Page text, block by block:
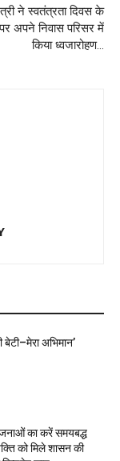
ने स्वतंत्रता दिवस के
अपने निवास परिसर में
किया ध्वजारोहण…
बेटी–मेरा अभिमान’
का करें समयबद्ध
को मिले शासन की